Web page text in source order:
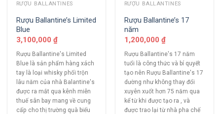
RƯỢU BALLANTINES
Rượu Ballantine’s Limited
Blue
3,100,000 ₫
Rượu Ballantine's Limited
Blue là sản phẩm hàng xách
tay là loại whisky phối trộn
lâu năm của nhà Balantine's
được ra mắt qua kênh miễn
thuế sân bay mang về cung
cấp cho thị trường quà biếu
RƯỢU BALLANTINES
Rượu Ballantine’s 17
năm
1,200,000 ₫
Rượu Ballantine's 17 năm
tuổi là công thức và bí quyết
tạo nên Rượu Ballantine's 17
dường như không thay đổi
xuyên xuốt hơn 75 năm qua
kể từ khi được tạo ra , và
được trao lại từ nhà pha chế